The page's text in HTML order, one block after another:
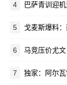
4 巴萨青训迎机
5 戈麦斯爆料：
6 马竞压价尤
7 独家：阿尔瓦